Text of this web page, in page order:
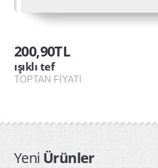
arı kanadı
Kapı Duvar Süsleri
Parti Balonları
Parti Fenerleri
Parti Gözlükleri
200,90TL
ışıklı tef
TOPTAN FİYATI
YeniÜrünler